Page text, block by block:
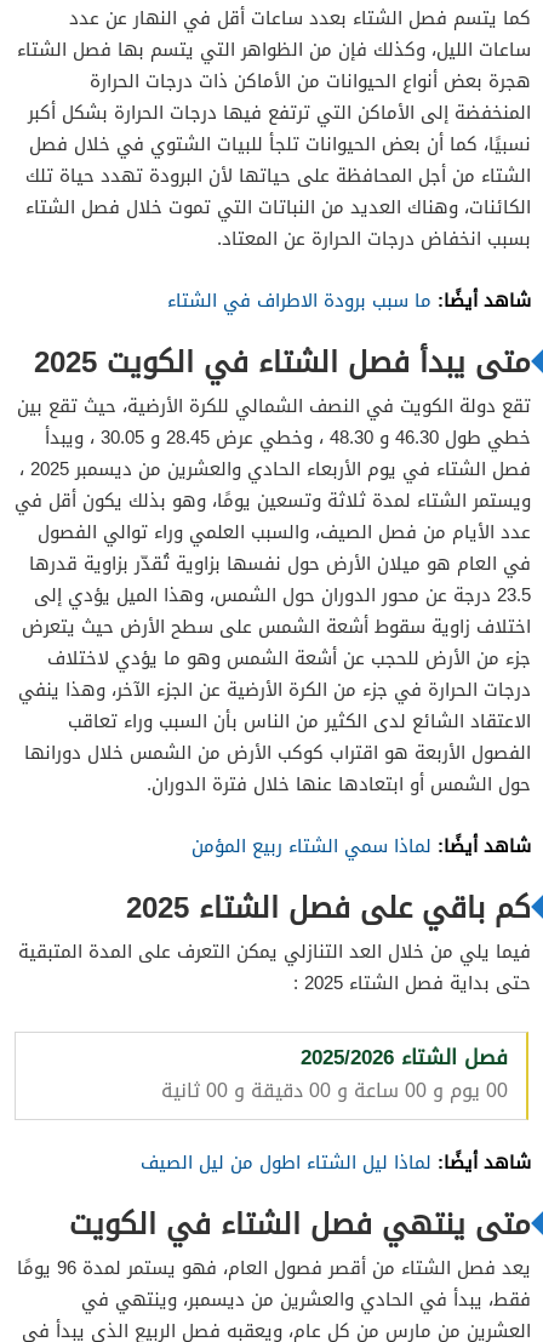
كما يتسم فصل الشتاء بعدد ساعات أقل في النهار عن عدد
ساعات الليل، وكذلك فإن من الظواهر التي يتسم بها فصل الشتاء
هجرة بعض أنواع الحيوانات من الأماكن ذات درجات الحرارة
المنخفضة إلى الأماكن التي ترتفع فيها درجات الحرارة بشكل أكبر
نسبيًا، كما أن بعض الحيوانات تلجأ للبيات الشتوي في خلال فصل
الشتاء من أجل المحافظة على حياتها لأن البرودة تهدد حياة تلك
الكائنات، وهناك العديد من النباتات التي تموت خلال فصل الشتاء
بسبب انخفاض درجات الحرارة عن المعتاد.
شاهد أيضًا: ما سبب برودة الاطراف في الشتاء
متى يبدأ فصل الشتاء في الكويت 2025
تقع دولة الكويت في النصف الشمالي للكرة الأرضية، حيث تقع بين
خطي طول 46.30 و 48.30 ، وخطي عرض 28.45 و 30.05 ، ويبدأ
فصل الشتاء في يوم الأربعاء الحادي والعشرين من ديسمبر 2025 ،
ويستمر الشتاء لمدة ثلاثة وتسعين يومًا، وهو بذلك يكون أقل في
عدد الأيام من فصل الصيف، والسبب العلمي وراء توالي الفصول
في العام هو ميلان الأرض حول نفسها بزاوية تُقدّر بزاوية قدرها
23.5 درجة عن محور الدوران حول الشمس، وهذا الميل يؤدي إلى
اختلاف زاوية سقوط أشعة الشمس على سطح الأرض حيث يتعرض
جزء من الأرض للحجب عن أشعة الشمس وهو ما يؤدي لاختلاف
درجات الحرارة في جزء من الكرة الأرضية عن الجزء الآخر، وهذا ينفي
الاعتقاد الشائع لدى الكثير من الناس بأن السبب وراء تعاقب
الفصول الأربعة هو اقتراب كوكب الأرض من الشمس خلال دورانها
حول الشمس أو ابتعادها عنها خلال فترة الدوران.
شاهد أيضًا: لماذا سمي الشتاء ربيع المؤمن
كم باقي على فصل الشتاء 2025
فيما يلي من خلال العد التنازلي يمكن التعرف على المدة المتبقية
حتى بداية فصل الشتاء 2025 :
فصل الشتاء 2025/2026
00 يوم و 00 ساعة و 00 دقيقة و 00 ثانية
شاهد أيضًا: لماذا ليل الشتاء اطول من ليل الصيف
متى ينتهي فصل الشتاء في الكويت
يعد فصل الشتاء من أقصر فصول العام، فهو يستمر لمدة 96 يومًا
فقط، يبدأ في الحادي والعشرين من ديسمبر، وينتهي في
العشرين من مارس من كل عام، ويعقبه فصل الربيع الذي يبدأ في